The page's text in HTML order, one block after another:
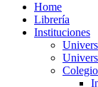
Home
Librería
Instituciones